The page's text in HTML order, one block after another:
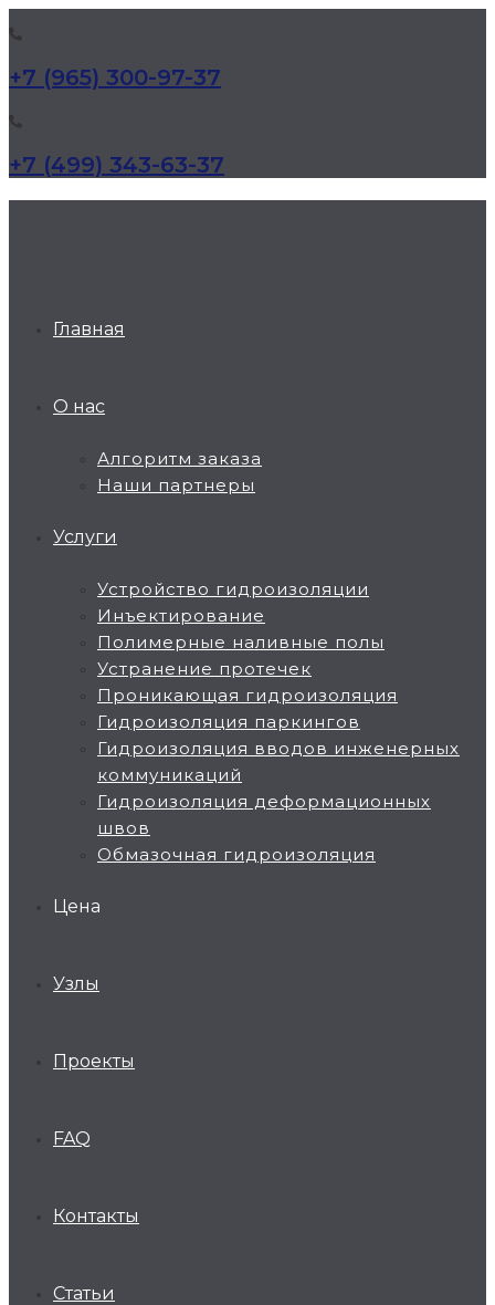
+7 (965) 300-97-37
+7 (499) 343-63-37
Главная
О нас
Алгоритм заказа
Наши партнеры
Услуги
Устройство гидроизоляции
Инъектирование
Полимерные наливные полы
Устранение протечек
Проникающая гидроизоляция
Гидроизоляция паркингов
Гидроизоляция вводов инженерных
коммуникаций
Гидроизоляция деформационных
швов
Обмазочная гидроизоляция
Цена
Узлы
Проекты
FAQ
Контакты
Статьи